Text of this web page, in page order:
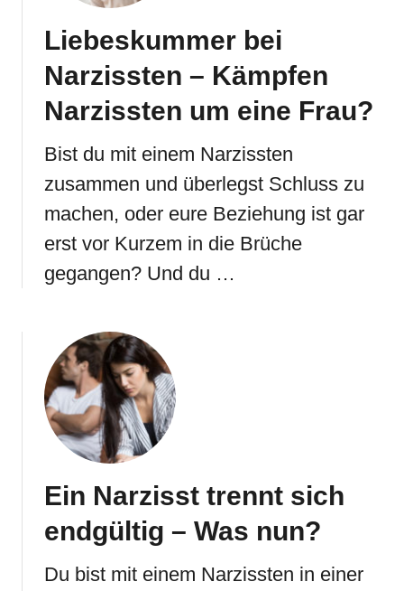
Liebeskummer bei
Narzissten – Kämpfen
Narzissten um eine Frau?
Bist du mit einem Narzissten
zusammen und überlegst Schluss zu
machen, oder eure Beziehung ist gar
erst vor Kurzem in die Brüche
gegangen? Und du …
Ein Narzisst trennt sich
endgültig – Was nun?
Du bist mit einem Narzissten in einer